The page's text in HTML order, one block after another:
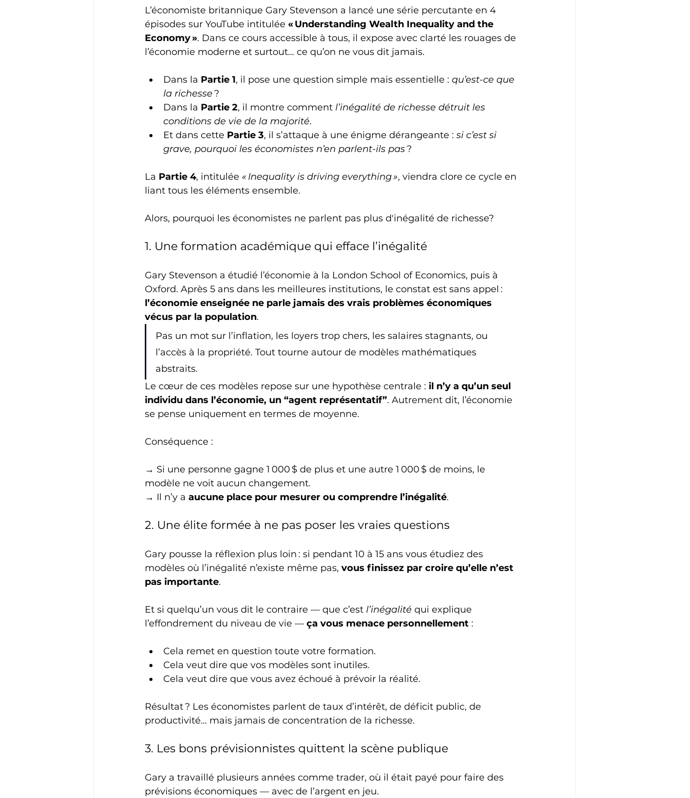
L’économiste britannique Gary Stevenson a lancé une série percutante en 4
épisodes sur YouTube intitulée « Understanding Wealth Inequality and the
Economy ». Dans ce cours accessible à tous, il expose avec clarté les rouages de
l’économie moderne et surtout… ce qu’on ne vous dit jamais.
Dans la Partie 1, il pose une question simple mais essentielle : qu’est-ce que
la richesse ?
Dans la Partie 2, il montre comment l’inégalité de richesse détruit les
conditions de vie de la majorité.
Et dans cette Partie 3, il s’attaque à une énigme dérangeante : si c’est si
grave, pourquoi les économistes n’en parlent-ils pas ?
La Partie 4, intitulée « Inequality is driving everything », viendra clore ce cycle en
liant tous les éléments ensemble.
Alors, pourquoi les économistes ne parlent pas plus d'inégalité de richesse?
1. Une formation académique qui efface l’inégalité
Gary Stevenson a étudié l’économie à la London School of Economics, puis à
Oxford. Après 5 ans dans les meilleures institutions, le constat est sans appel :
l’économie enseignée ne parle jamais des vrais problèmes économiques
vécus par la population.
Pas un mot sur l’inflation, les loyers trop chers, les salaires stagnants, ou
l’accès à la propriété. Tout tourne autour de modèles mathématiques
abstraits.
Le cœur de ces modèles repose sur une hypothèse centrale : il n’y a qu’un seul
individu dans l’économie, un “agent représentatif”. Autrement dit, l’économie
se pense uniquement en termes de moyenne.
Conséquence :
→ Si une personne gagne 1 000 $ de plus et une autre 1 000 $ de moins, le
modèle ne voit aucun changement.
→ Il n’y a aucune place pour mesurer ou comprendre l’inégalité.
2. Une élite formée à ne pas poser les vraies questions
Gary pousse la réflexion plus loin : si pendant 10 à 15 ans vous étudiez des
modèles où l’inégalité n’existe même pas, vous finissez par croire qu’elle n’est
pas importante.
Et si quelqu’un vous dit le contraire — que c’est l’inégalité qui explique
l’effondrement du niveau de vie — ça vous menace personnellement :
Cela remet en question toute votre formation.
Cela veut dire que vos modèles sont inutiles.
Cela veut dire que vous avez échoué à prévoir la réalité.
Résultat ? Les économistes parlent de taux d’intérêt, de déficit public, de
productivité… mais jamais de concentration de la richesse.
3. Les bons prévisionnistes quittent la scène publique
Gary a travaillé plusieurs années comme trader, où il était payé pour faire des
prévisions économiques — avec de l’argent en jeu.